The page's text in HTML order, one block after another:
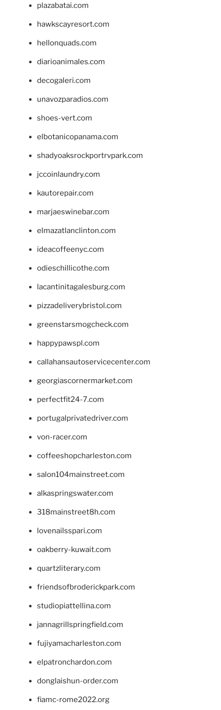
plazabatai.com
hawkscayresort.com
hellonquads.com
diarioanimales.com
decogaleri.com
unavozparadios.com
shoes-vert.com
elbotanicopanama.com
shadyoaksrockportrvpark.com
jccoinlaundry.com
kautorepair.com
marjaeswinebar.com
elmazatlanclinton.com
ideacoffeenyc.com
odieschillicothe.com
lacantinitagalesburg.com
pizzadeliverybristol.com
greenstarsmogcheck.com
happypawspl.com
callahansautoservicecenter.com
georgiascornermarket.com
perfectfit24-7.com
portugalprivatedriver.com
von-racer.com
coffeeshopcharleston.com
salon104mainstreet.com
alkaspringswater.com
318mainstreet8h.com
lovenailsspari.com
oakberry-kuwait.com
quartzliterary.com
friendsofbroderickpark.com
studiopiattellina.com
jannagrillspringfield.com
fujiyamacharleston.com
elpatronchardon.com
donglaishun-order.com
fiamc-rome2022.org